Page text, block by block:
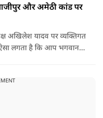
और अमेठी कांड पर
लगता है कि आप भगवान